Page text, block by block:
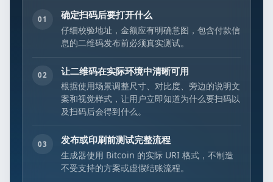
01 确定扫码后要打开什么
仔细校验地址，金额应有明确意图，包含付款信
息的二维码发布前必须真实测试。
02 让二维码在实际环境中清晰可用
根据使用场景调整尺寸、对比度、旁边的说明文
案和视觉样式，让用户立即知道为什么要扫码以
及扫码后会得到什么。
03 发布或印刷前测试完整流程
生成器使用 Bitcoin 的实际 URI 格式，不制造
不受支持的方案或虚假结账流程。